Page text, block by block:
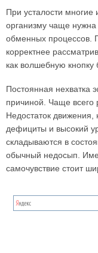
При усталости многие
организму чаще
обменных процессов.
корректнее
как волшебную кнопку
Постоянная нехватка
причиной. Чаще всего
Недостаток
дефициты и высокий
складываются в
обычный недосып.
самочувствие стоит